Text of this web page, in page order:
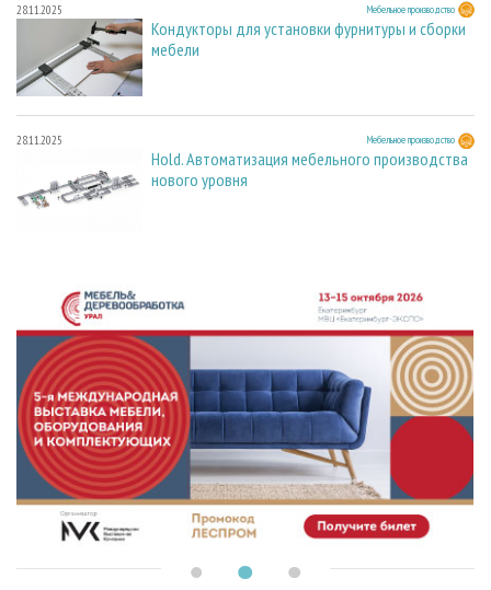
28.11.2025 Мебельное производство
Кондукторы для установки фурнитуры и сборки
мебели
28.11.2025 Мебельное производство
Hold. Автоматизация мебельного производства
нового уровня